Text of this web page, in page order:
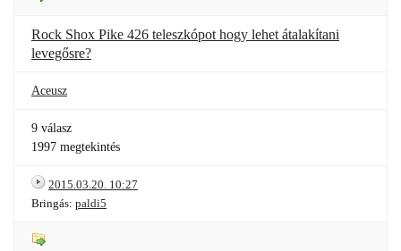
Rock Shox Pike 426 teleszkópot hogy lehet átalakítani
levegősre?
Aceusz
9 válasz
1997 megtekintés
2015.03.20. 10:27
Bringás: paldi5